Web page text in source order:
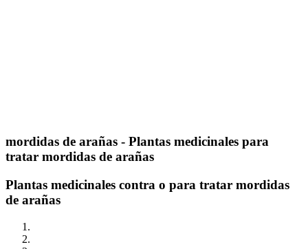
mordidas de arañas - Plantas medicinales para
tratar mordidas de arañas
Plantas medicinales contra o para tratar mordidas
de arañas